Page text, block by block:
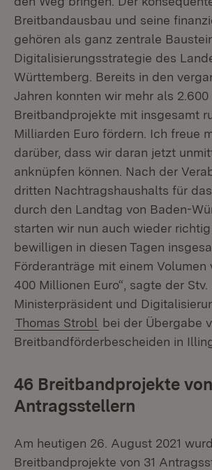
Breitbandausbau und seine
gehören als ganz zentrale
Digitalisierungsstrategie des
Württemberg. Bereits in den
Jahren konnten wir mehr als 2.600
Breitbandprojekte mit insgesamt
Milliarden Euro fördern. Ich freue
darüber, dass wir daran jetzt
anknüpfen können. Nach der
dritten Nachtragshaushalts für das
durch den Landtag von Baden-
starten wir nun auch wieder
bewilligen in diesen Tagen
Förderanträge mit einem Volumen
400 Millionen Euro“, sagte der Stv.
Ministerpräsident und
Thomas Strobl bei der Übergabe
Breitbandförderbescheiden in
46 Breitbandprojekte von
Antragsstellern
Am heutigen 26. August 2021
Breitbandprojekte von 31